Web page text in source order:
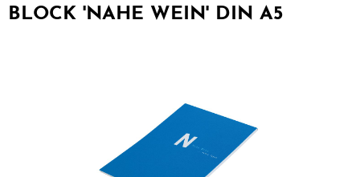
BLOCK 'NAHE WEIN' DIN A5